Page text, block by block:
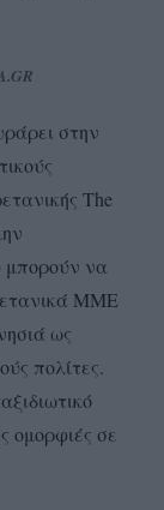
στην
The
να
ΜΜΕ
ως
πολίτες.
ομορφιές σε